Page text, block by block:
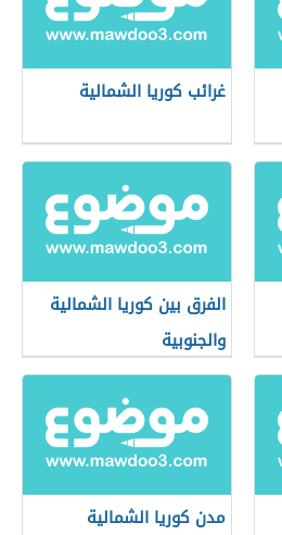
غرائب كوريا الشمالية
الفرق بين كوريا الشمالية
والجنوبية
مدن كوريا الشمالية